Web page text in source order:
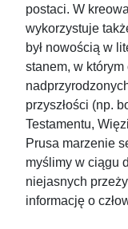
postaci. W
wykorzystuje
był nowością w
stanem, w którym
przyszłości (np.
Testamentu,
Prusa marzenie
myślimy w ciągu
niejasnych
informację o